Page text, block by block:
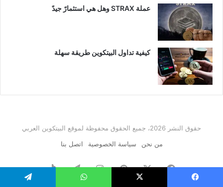
عملة STRAX وهل هي استثمارً جيدً
كيفية تداول البيتكوين طريقة سهلة
حقوق النشر 2026، جميع الحقوق محفوظة لموقع البيتكوين العربي
من نحن
سياسة الخصوصية اتصل بنا
فيسبوك
‫X بينتيريستانستقرامتيلقرام‫TikTok